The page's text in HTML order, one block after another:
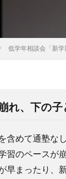
低学年相談会「新学
れ、下の子
含めて通塾なし
習のペースが
早まったり、